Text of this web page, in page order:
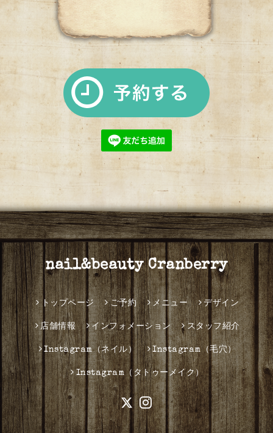
nail&beauty Cranberry
トップページ ご予約 メニュー デザイン
店舗情報 インフォメーション スタッフ紹介
Instagram（ネイル） Instagram（毛穴）
Instagram（タトゥーメイク）